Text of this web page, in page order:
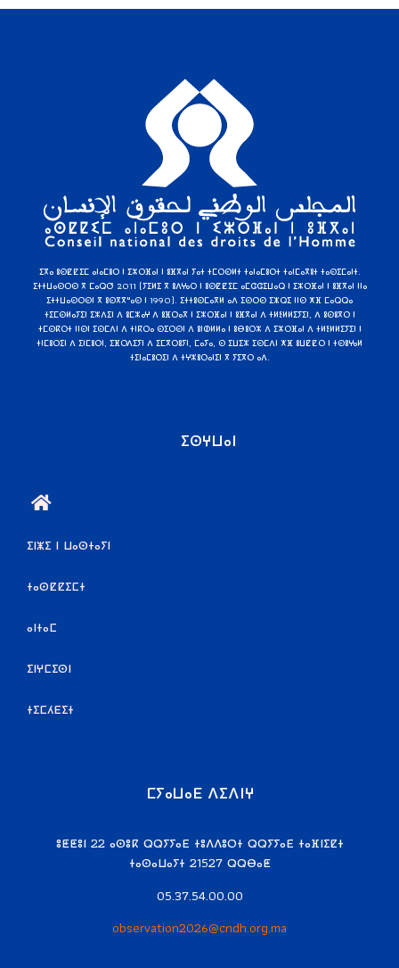
ⵉⴳⴰ ⵓⵙⵇⵇⵉⵎ ⴰⵏⴰⵎⵓⵔ ⵏ ⵉⵣⵔⴼⴰⵏ ⵏ ⵓⴼⴳⴰⵏ ⵢⴰⵜ ⵜⵎⵔⵙⵍⵜ ⵜⴰⵏⴰⵎⵓⵔⵜ ⵜⴰⵏⵎⴰⴳⵓⵜ ⵜⴰⵙⵉⵎⴰⵏⵜ.
ⵉⵜⵜⵡⴰⵙⵔⵙ ⴳ ⵎⴰⵕⵚ 2011 (ⵢⵉⵍⵉ ⴳ ⵓⴷⵖⴰⵔ ⵏ ⵓⵙⵇⵇⵉⵎ ⴰⵎⵛⵛⵉⵡⴰⵕ ⵏ ⵉⵣⵔⴼⴰⵏ ⵏ ⵓⴼⴳⴰⵏ ⵏⵏⴰ
ⵉⵜⵜⵡⴰⵙⵔⵙⵏ ⴳ ⵓⵙⴳⴳⵯⴰⵙ ⵏ 1990). ⵉⵜⵜⵓⵙⵎⴰⴳⵍ ⴰⴷ ⵉⵙⵔⵙ ⵉⵥⵕⵉ ⵏⵏⵙ ⵅⴼ ⵎⴰⵕⵕⴰ
ⵜⵉⵎⵙⵍⴰⵢⵉⵏ ⵉⵣⴷⵉⵏ ⴷ ⵓⵎⵣⴰⵖ ⴷ ⵓⴼⵔⴰⴳ ⵏ ⵉⵣⵔⴼⴰⵏ ⵏ ⵓⴼⴳⴰⵏ ⴷ ⵜⵍⴻⵍⵍⵉⵢⵉⵏ, ⴷ ⵓⵙⵓⴳⵔ ⵏ
ⵜⵎⵙⴽⵔⵜ ⵏⵏⵙⵏ ⵉⵙⵎⴷⵏ ⴷ ⵜⵏⴽⵔⴰ ⵙⵉⵔⵙⵏ ⴷ ⵓⵏⵀⵍⵍⴰ ⵏ ⵓⴱⵓⵔⵣ ⴷ ⵉⵣⵔⴼⴰⵏ ⴷ ⵜⵍⴻⵍⵍⵉⵢⵉⵏ ⵏ
ⵜⵏⵎⵓⵔⵉⵏ ⴷ ⵉⵏⵎⵓⵔⵏ, ⵉⴼⵔⴷⵉⵢⵏ ⴷ ⵉⵎⴳⵔⵓⵢⵏ, ⵎⴰⵢⴰ, ⵙ ⵉⵡⵉⵣ ⵉⵙⵎⴷⵏ ⵅⴼ ⵓⵡⵇⵇⵔ ⵏ ⵜⵙⵓⵖⴰⵍ
ⵜⵉⵏⴰⵎⵓⵔⵉⵏ ⴷ ⵜⵖⵣⵓⵔⴰⵏⵉⵏ ⴳ ⵢⵉⴳⵔ ⴰⴷ.
ⵉⵙⵖⵡⴰⵏ
ⵉⵏⵥⵉ ⵏ ⵡⴰⵙⵜⴰⵢⵏ
ⵜⴰⵙⵇⵇⵉⵎⵜ
ⴰⵏⵜⴰⵎ
ⵉⵏⵖⵎⵉⵙⵏ
ⵜⵉⵎⵃⴹⵉⵜ
ⵎⵢⴰⵡⴰⴹ ⴷⵉⴷⵏⵖ
ⵓⵟⵟⵓⵏ 22 ⴰⵙⵓⴽ ⵕⵕⵢⵢⴰⴹ ⵜⵓⴷⴷⵓⵔⵜ ⵕⵕⵢⵢⴰⴹ ⵜⴰⴼⵏⵉⵇⵜ
ⵜⴰⵙⴰⵡⴰⵢⵜ 21527 ⵕⵕⴱⴰⵟ
05.37.54.00.00
observation2026@cndh.org.ma